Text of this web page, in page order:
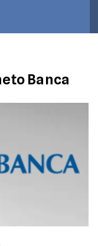
Banca